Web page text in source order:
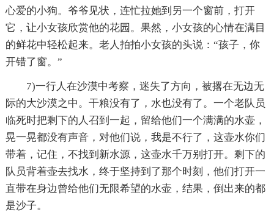
心爱的小狗。爷爷见状，连忙拉她到另一个窗前，打开
它，让小女孩欣赏他的花园。果然，小女孩的心情在满目
的鲜花中轻松起来。老人拍拍小女孩的头说：“孩子，你
开错了窗。”
7)一行人在沙漠中考察，迷失了方向，被撂在无边无
际的大沙漠之中。干粮没有了，水也没有了。一个老队员
临死时把剩下的人召到一起，留给他们一个满满的水壶，
晃一晃都没有声音，对他们说，我是不行了，这壶水你们
带着，记住，不找到新水源，这壶水千万别打开。剩下的
队员背着壶去找水，终于坚持到了那个时刻，他们打开一
直带在身边曾给他们无限希望的水壶，结果，倒出来的都
是沙子。